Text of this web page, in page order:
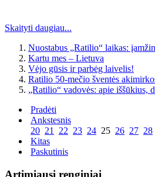
Skaityti daugiau...
Nuostabus „Ratilio“ laikas:
Kartu mes – Lietuva
Vėjo gūsis ir parbėg laivelis!
Ratilio 50-mečio šventės
„Ratilio“ vadovės: apie iššūkius,
Pradėti
Ankstesnis
20 21 22 23 24 25 26 27 28
Kitas
Paskutinis
Artimiausi renginiai